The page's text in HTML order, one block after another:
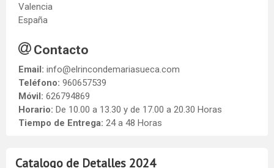
Catalogo de Detalles 2024
Valencia
España
Contacto
Email: info@elrincondemariasueca.com
Teléfono: 960657539
Móvil: 626794869
Horario: De 10.00 a 13.30 y de 17.00 a 20.30 Horas
Tiempo de Entrega: 24 a 48 Horas